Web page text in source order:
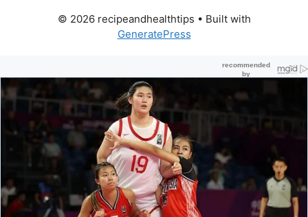
© 2026 recipeandhealthtips • Built with
GeneratePress